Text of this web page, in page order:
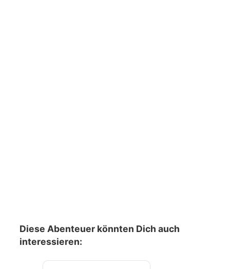
Diese Abenteuer könnten Dich auch
interessieren: